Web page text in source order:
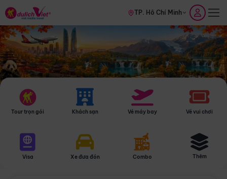
TP. Hồ Chí Minh
Tour trọn gói Khách sạn Vé máy bay Vé vui chơi
Visa Xe đưa đón Combo Thêm